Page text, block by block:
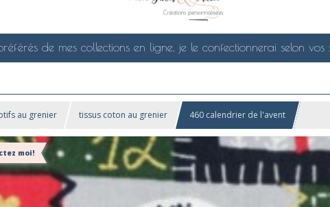
de mes collections en ligne, je le confectionnerai selon vos
au grenier tissus coton au grenier 460 calendrier de l'avent
moi!